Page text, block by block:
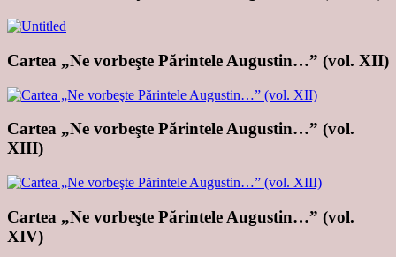
Cartea „Ne vorbeşte Părintele Augustin…” (vol. XII)
Cartea „Ne vorbeşte Părintele Augustin…” (vol.
XIII)
Cartea „Ne vorbeşte Părintele Augustin…” (vol.
XIV)